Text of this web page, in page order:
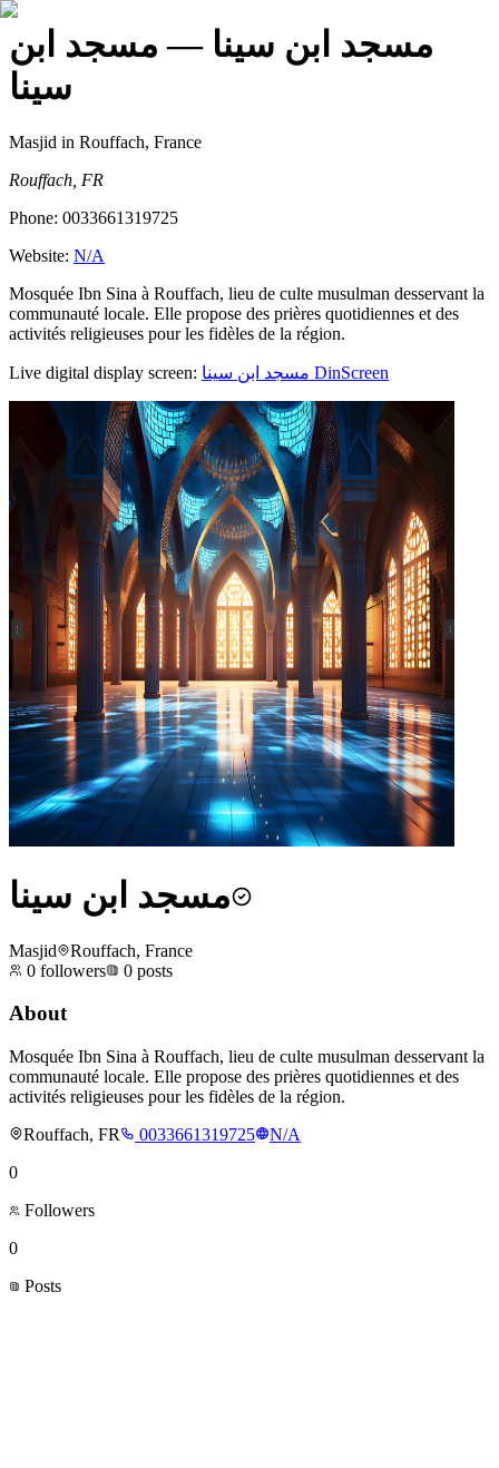
مسجد ابن سينا — مسجد ابن
سينا
Masjid in Rouffach, France
Rouffach, FR
Phone: 0033661319725
Website: N/A
Mosquée Ibn Sina à Rouffach, lieu de culte musulman desservant la
communauté locale. Elle propose des prières quotidiennes et des
activités religieuses pour les fidèles de la région.
Live digital display screen: مسجد ابن سينا DinScreen
مسجد ابن سينا
Masjid
Rouffach, France
0 followers 0 posts
About
Mosquée Ibn Sina à Rouffach, lieu de culte musulman desservant la
communauté locale. Elle propose des prières quotidiennes et des
activités religieuses pour les fidèles de la région.
Rouffach, FR
0033661319725
N/A
0
Followers
0
Posts